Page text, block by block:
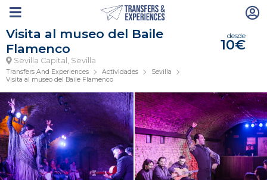
Visita al museo del Baile
Flamenco
Sevilla Capital, Sevilla
desde
10€
Transfers And Experiences Actividades
Sevilla
Visita al museo del Baile Flamenco